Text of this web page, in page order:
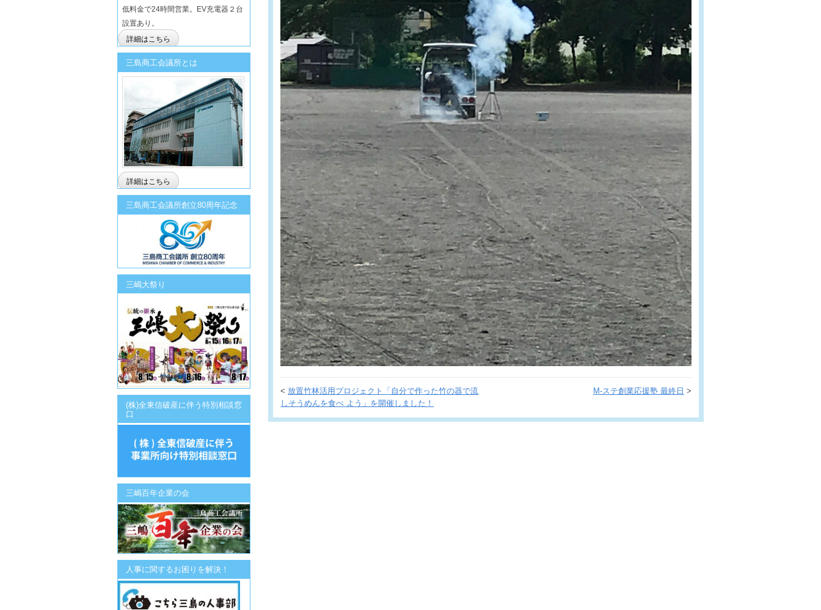
<放置竹林活用プロジェクト「自分で作った竹の器で流
しそうめんを食べ よう」を開催しました！
M-ステ創業応援塾 最終日 >
低料金で24時間営業。EV充電器２台
設置あり。
詳細はこちら
三島商工会議所とは
詳細はこちら
三島商工会議所創立80周年記念
三嶋大祭り
(株)全東信破産に伴う特別相談窓
口
三嶋百年企業の会
人事に関するお困りを解決！